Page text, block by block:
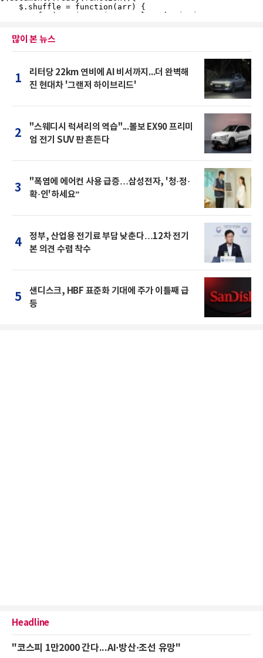
많이 본 뉴스
1
리터당 22km 연비에 AI 비서까지...더 완벽해
진 현대차 '그랜저 하이브리드'
2
"스웨디시 럭셔리의 역습"...볼보 EX90 프리미
엄 전기 SUV 판 흔든다
3
"폭염에 에어컨 사용 급증…삼성전자, '청·정·
확·인'하세요”
4
정부, 산업용 전기료 부담 낮춘다…12차 전기
본 의견 수렴 착수
5
샌디스크, HBF 표준화 기대에 주가 이틀째 급
등
Headline
"코스피 1만2000 간다...AI·방산·조선 유망"